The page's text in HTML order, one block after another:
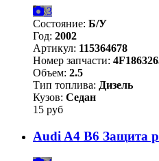
3
Состояние: Б/У
Год: 2002
Артикул: 115364678
Номер запчасти:
Объем: 2.5
Тип топлива: Дизель
Кузов: Седан
15 руб
Audi A4 B6 Защита